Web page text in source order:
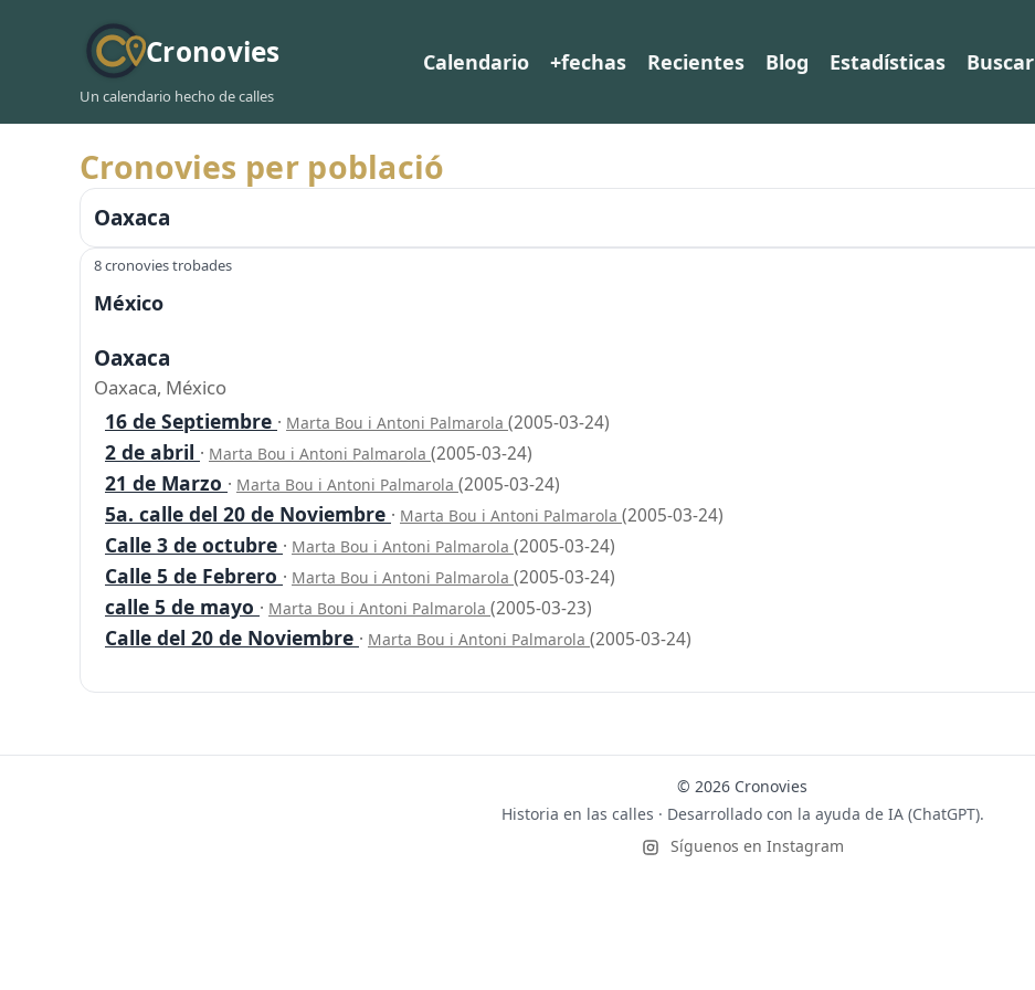
Cronovies
Un calendario hecho de calles
Calendario +fechas Recientes Blog Estadísticas Buscar
Cronovies per població
Oaxaca
8 cronovies trobades
México
Oaxaca
Oaxaca, México
16 de Septiembre · Marta Bou i Antoni Palmarola (2005-03-24)
2 de abril · Marta Bou i Antoni Palmarola (2005-03-24)
21 de Marzo · Marta Bou i Antoni Palmarola (2005-03-24)
5a. calle del 20 de Noviembre · Marta Bou i Antoni Palmarola (2005-03-24)
Calle 3 de octubre · Marta Bou i Antoni Palmarola (2005-03-24)
Calle 5 de Febrero · Marta Bou i Antoni Palmarola (2005-03-24)
calle 5 de mayo · Marta Bou i Antoni Palmarola (2005-03-23)
Calle del 20 de Noviembre · Marta Bou i Antoni Palmarola (2005-03-24)
© 2026 Cronovies
Historia en las calles · Desarrollado con la ayuda de IA (ChatGPT).
Síguenos en Instagram